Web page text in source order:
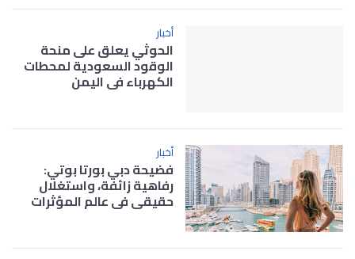
أخبار
الحوثي يعلق على منحة
الوقود السعودية لمحطات
الكهرباء في اليمن
أخبار
فضيحة دبي بورتا بوتي:
رفاهية زائفة، واستغلال
حقيقي في عالم المؤثرات